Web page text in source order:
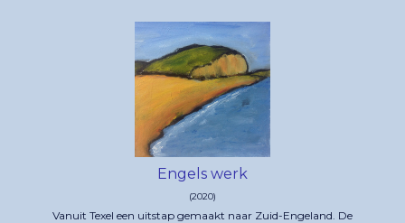
Engels werk
(2020)
Vanuit Texel een uitstap gemaakt naar Zuid-Engeland. De